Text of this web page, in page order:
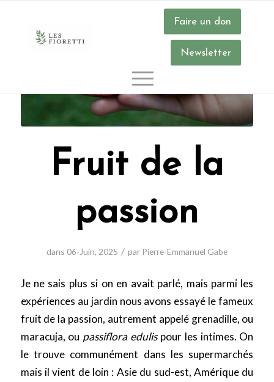
Faire un don
Newsletter
Fruit de la
passion
dans 06-Juin, 2025 / par Pierre-Emmanuel Gabe
Je ne sais plus si on en avait parlé, mais parmi les
expériences au jardin nous avons essayé le fameux
fruit de la passion, autrement appelé grenadille, ou
maracuja, ou passiflora edulispour les intimes. On
le trouve communément dans les supermarchés
mais il vient de loin : Asie du sud-est, Amérique du